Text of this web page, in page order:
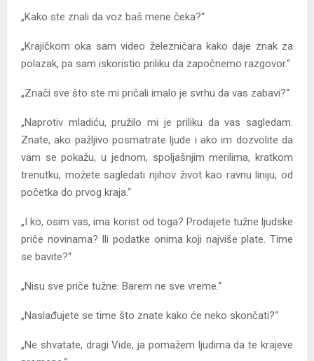
„Kako ste znali da voz baš mene čeka?“
„Krajičkom oka sam video železničara kako daje znak za
polazak, pa sam iskoristio priliku da započnemo razgovor.“
„Znači sve što ste mi pričali imalo je svrhu da vas zabavi?“
„Naprotiv mladiću, pružilo mi je priliku da vas sagledam.
Znate, ako pažljivo posmatrate ljude i ako im dozvolite da
vam se pokažu, u jednom, spoljašnjim merilima, kratkom
trenutku, možete sagledati njihov život kao ravnu liniju, od
početka do prvog kraja.“
„I ko, osim vas, ima korist od toga? Prodajete tužne ljudske
priče novinama? Ili podatke onima koji najviše plate. Time
se bavite?“
„Nisu sve priče tužne. Barem ne sve vreme.“
„Naslađujete se time što znate kako će neko skončati?“
„Ne shvatate, dragi Vide, ja pomažem ljudima da te krajeve